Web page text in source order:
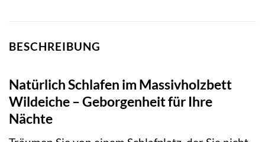
BESCHREIBUNG
Natürlich Schlafen im Massivholzbett
Wildeiche – Geborgenheit für Ihre
Nächte